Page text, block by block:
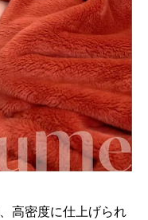
高密度に仕上げられ